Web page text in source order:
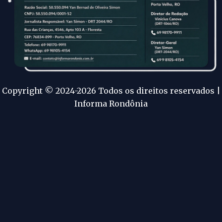
Copyright © 2024-2026 Todos os direitos reservados |
Informa Rondônia